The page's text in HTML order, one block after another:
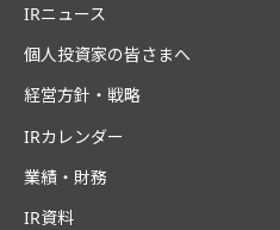
IRニュース
個人投資家の皆さまへ
経営方針・戦略
IRカレンダー
業績・財務
IR資料